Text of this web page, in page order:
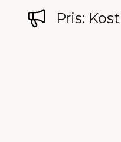
Pris: